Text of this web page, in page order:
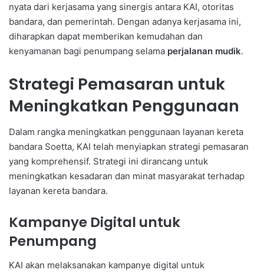
nyata dari kerjasama yang sinergis antara KAI, otoritas
bandara, dan pemerintah. Dengan adanya kerjasama ini,
diharapkan dapat memberikan kemudahan dan
kenyamanan bagi penumpang selama perjalanan mudik.
Strategi Pemasaran untuk
Meningkatkan Penggunaan
Dalam rangka meningkatkan penggunaan layanan kereta
bandara Soetta, KAI telah menyiapkan strategi pemasaran
yang komprehensif. Strategi ini dirancang untuk
meningkatkan kesadaran dan minat masyarakat terhadap
layanan kereta bandara.
Kampanye Digital untuk
Penumpang
KAI akan melaksanakan kampanye digital untuk